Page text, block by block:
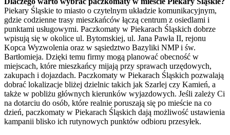
Piekary Śląskie to miasto o czytelnym układzie komunikacyjnym,
gdzie codzienne trasy mieszkańców łączą centrum z osiedlami i
punktami usługowymi. Paczkomaty w Piekarach Śląskich dobrze
wpisują się w okolice ul. Bytomskiej, ul. Jana Pawła II, rejonu
Kopca Wyzwolenia oraz w sąsiedztwo Bazyliki NMP i św.
Bartłomieja. Dzięki temu firmy mogą planować obecność w
miejscach, które mieszkańcy mijają przy sprawach urzędowych,
zakupach i dojazdach. Paczkomaty w Piekarach Śląskich pozwalają
dobrać lokalizacje bliżej dzielnic takich jak Szarlej czy Kamień, a
także w pobliżu głównych kierunków wyjazdowych. Jeśli zależy Ci
na dotarciu do osób, które realnie poruszają się po mieście na co
dzień, paczkomaty w Piekarach Śląskich dają możliwość ustawienia
kampanii blisko ich rutynowych punktów odbioru przesyłek.